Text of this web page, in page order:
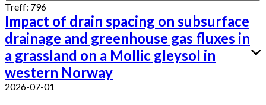
Treff: 796
Impact of drain spacing on subsurface
drainage and greenhouse gas fluxes in
a grassland on a Mollic gleysol in
western Norway
2026-07-01